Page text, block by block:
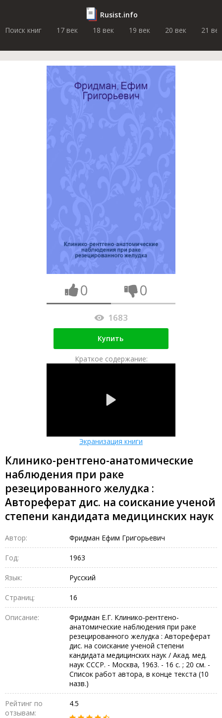
Rusist.info
Поиск книг
17 век 18 век 19 век 20 век 21 век
0 0
1683
Купить
Краткое содержание:
Экранизация книги
Клинико-рентгено-анатомические
наблюдения при раке
резецированного желудка :
Автореферат дис. на соискание ученой
степени кандидата медицинских наук
Автор: Фридман Ефим Григорьевич
Год: 1963
Язык: Русский
Страниц: 16
Описание:
Фридман Е.Г. Клинико-рентгено-
анатомические наблюдения при раке
резецированного желудка : Автореферат
дис. на соискание ученой степени
кандидата медицинских наук / Акад. мед.
наук СССР. - Москва, 1963. - 16 с. ; 20 см. -
Список работ автора, в конце текста (10
назв.)
Рейтинг по
отзывам:
4.5